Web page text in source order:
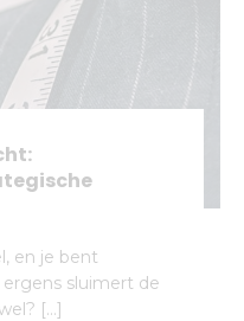
en je bent
sluimert de
[…]